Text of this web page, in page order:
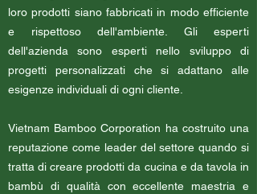
loro prodotti siano fabbricati in modo efficiente
e rispettoso dell'ambiente. Gli esperti
dell'azienda sono esperti nello sviluppo di
progetti personalizzati che si adattano alle
esigenze individuali di ogni cliente.
Vietnam Bamboo Corporation ha costruito una
reputazione come leader del settore quando si
tratta di creare prodotti da cucina e da tavola in
bambù di qualità con eccellente maestria e